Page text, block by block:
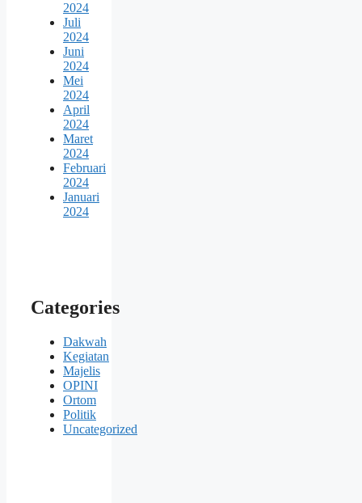
2024
Juli
2024
Juni
2024
Mei
2024
April
2024
Maret
2024
Februari
2024
Januari
2024
Categories
Dakwah
Kegiatan
Majelis
OPINI
Ortom
Politik
Uncategorized